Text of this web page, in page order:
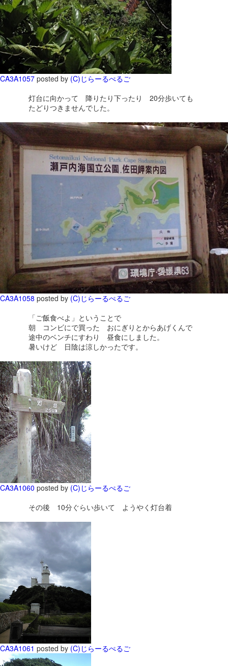
CA3A1057 posted by (C)じらーるぺるご
灯台に向かって 降りたり下ったり 20分歩いても
たどりつきませんでした。
CA3A1058 posted by (C)じらーるぺるご
「ご飯食べよ」ということで
朝 コンビにで買った おにぎりとからあげくんで
途中のベンチにすわり 昼食にしました。
暑いけど 日陰は涼しかったです。
CA3A1060 posted by (C)じらーるぺるご
その後 10分ぐらい歩いて ようやく灯台着
CA3A1061 posted by (C)じらーるぺるご